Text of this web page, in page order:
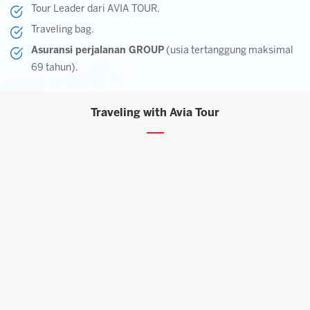
Tour Leader dari AVIA TOUR.
Traveling bag.
Asuransi perjalanan GROUP (usia tertanggung maksimal
69 tahun).
Traveling with Avia Tour